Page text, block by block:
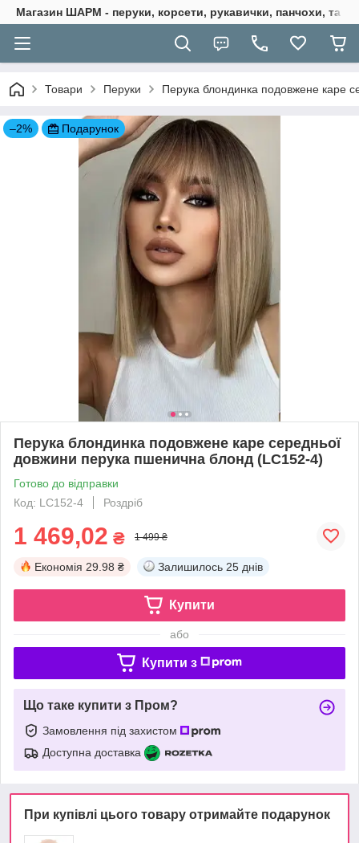
Магазин ШАРМ - перуки, корсети, рукавички, панчохи, та
Товари Перуки Перука блондинка подовжене каре
–2% Подарунок
Перука блондинка подовжене каре середньої
довжини перука пшенична блонд (LC152-4)
Готово до відправки
Код: LC152-4
Роздріб
1 469,02 ₴ 1 499 ₴
Економія 29.98 ₴ Залишилось 25 днів
Купити
або
Купити з
Що таке купити з Пром?
Замовлення під захистом
Доступна доставка
При купівлі цього товару отримайте подарунок